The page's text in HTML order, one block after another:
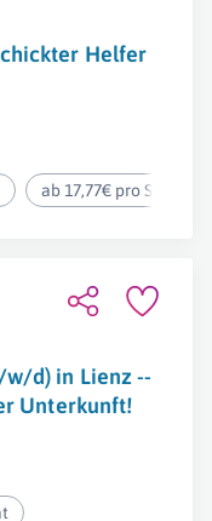
Helfer
ab 17,77€ pro Stunde
d) in Lienz --
Unterkunft!